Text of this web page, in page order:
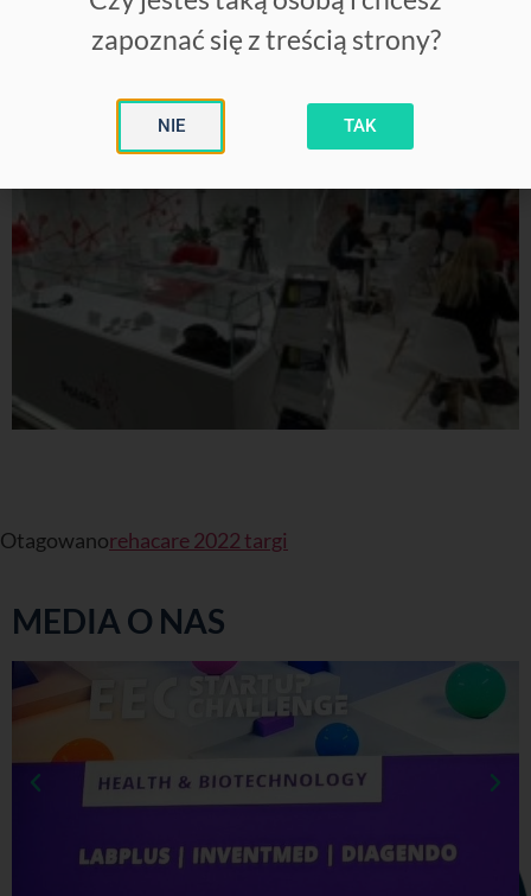
Otagowanorehacare 2022 targi
MEDIA O NAS
zapoznać się z treścią strony?
NIE TAK